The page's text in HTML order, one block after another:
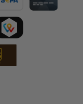
für B2B via